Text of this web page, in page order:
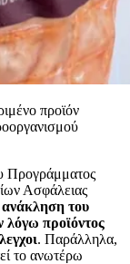
προϊόν
Προγράμματος
Ασφάλειας
του
λόγω προϊόντος
. Παράλληλα,
το ανωτέρω